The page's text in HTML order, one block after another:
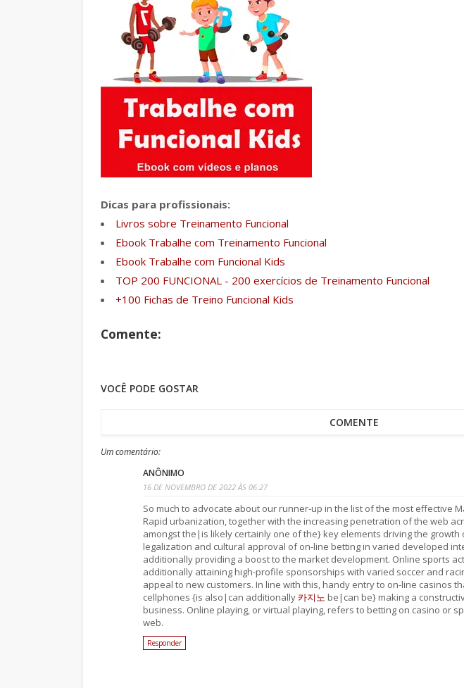
Dicas para profissionais:
Livros sobre Treinamento Funcional
Ebook Trabalhe com Treinamento Funcional
Ebook Trabalhe com Funcional Kids
TOP 200 FUNCIONAL - 200 exercícios de Treinamento Funcional
+100 Fichas de Treino Funcional Kids
Comente:
VOCÊ PODE GOSTAR
COMENTE
Um comentário:
ANÔNIMO
16 DE NOVEMBRO DE 2022 ÀS 06:27
So much to advocate about our runner-up in the list of the most effective
Rapid urbanization, together with the increasing penetration of the web
amongst the|is likely certainly one of the} key elements driving the growth
legalization and cultural approval of on-line betting in varied developed
additionally providing a boost to the market development. Online sports
additionally attaining high-profile sponsorships with varied soccer and
appeal to new customers. In line with this, handy entry to on-line casinos
cellphones {is also|can additionally 카지노 be|can be} making a
business. Online playing, or virtual playing, refers to betting on casino or
web.
Responder